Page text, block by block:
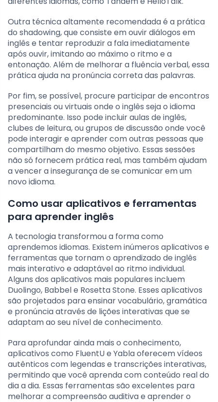
Outra técnica altamente recomendada é a prática
do shadowing, que consiste em ouvir diálogos em
inglês e tentar reproduzir a fala imediatamente
após ouvir, imitando ao máximo o ritmo e a
entonação. Além de melhorar a fluência verbal, essa
prática ajuda na pronúncia correta das palavras.
Por fim, se possível, procure participar de encontros
presenciais ou virtuais onde o inglês seja o idioma
predominante. Isso pode incluir aulas de inglês,
clubes de leitura, ou grupos de discussão onde você
pode interagir e aprender com outras pessoas que
compartilham do mesmo objetivo. Essas sessões
não só fornecem prática real, mas também ajudam
a vencer a insegurança de se comunicar em um
novo idioma.
Como usar aplicativos e ferramentas
para aprender inglês
A tecnologia transformou a forma como
aprendemos idiomas. Existem inúmeros aplicativos e
ferramentas que tornam o aprendizado de inglês
mais interativo e adaptável ao ritmo individual.
Alguns dos aplicativos mais populares incluem
Duolingo, Babbel e Rosetta Stone. Esses aplicativos
são projetados para ensinar vocabulário, gramática
e pronúncia através de lições interativas que se
adaptam ao seu nível de conhecimento.
Para aprofundar ainda mais o conhecimento,
aplicativos como FluentU e Yabla oferecem vídeos
autênticos com legendas e transcrições interativas,
permitindo que você aprenda com conteúdo real do
dia a dia. Essas ferramentas são excelentes para
melhorar a compreensão auditiva e aprender o